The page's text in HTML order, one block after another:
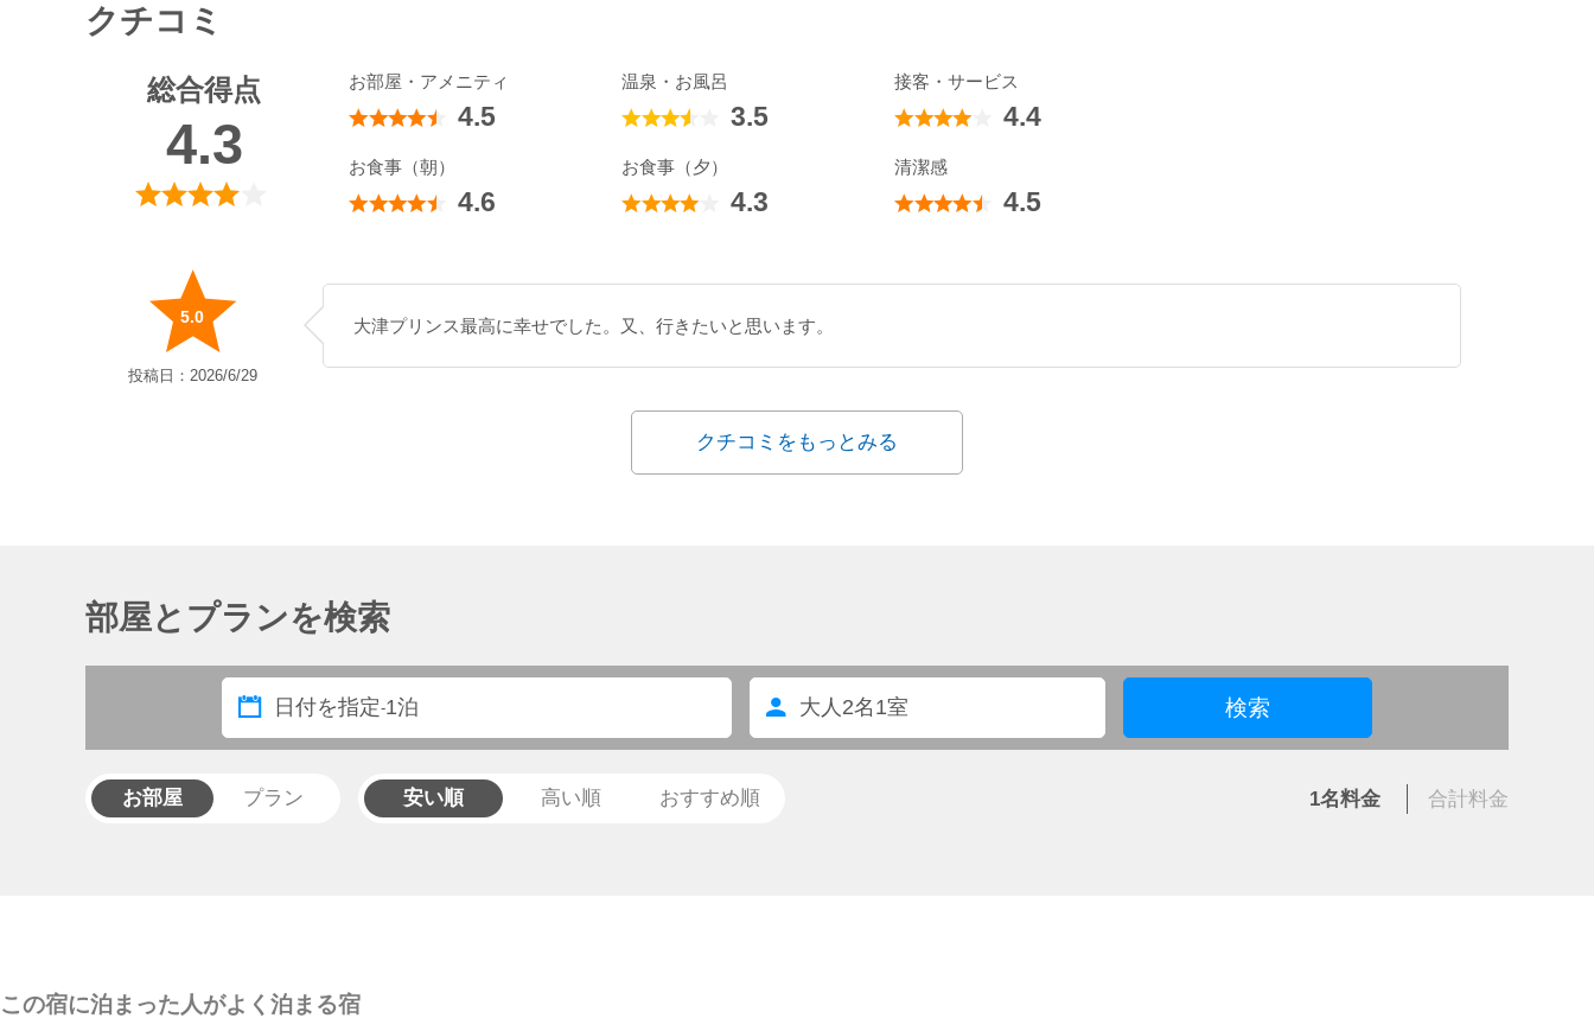
クチコミ
総合得点
4.3
お部屋・アメニティ
4.5
温泉・お風呂
3.5
接客・サービス
4.4
お食事（朝）
4.6
お食事（夕）
4.3
清潔感
4.5
5.0
投稿日：2026/6/29
大津プリンス最高に幸せでした。又、行きたいと思います。
クチコミをもっとみる
部屋とプランを検索
日付を指定-1泊 大人 2名 1室 検索
お部屋 プラン 安い順 高い順 おすすめ順 1名料金 合計料金
この宿に泊まった人がよく泊まる宿